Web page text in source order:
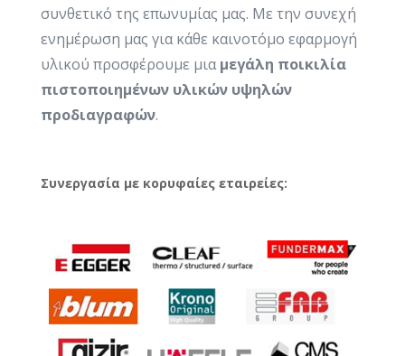
συνθετικό της επωνυμίας μας. Με την συνεχή
ενημέρωση μας για κάθε καινοτόμο εφαρμογή
υλικού προσφέρουμε μιαμεγάλη ποικιλία
πιστοποιημένων υλικών υψηλών
προδιαγραφών.
Συνεργασία με κορυφαίες εταιρείες: